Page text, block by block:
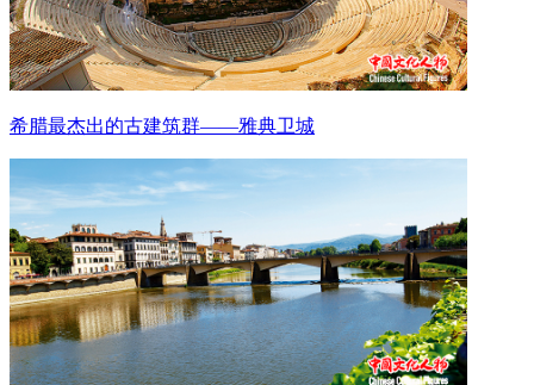
希腊最杰出的古建筑群——雅典卫城